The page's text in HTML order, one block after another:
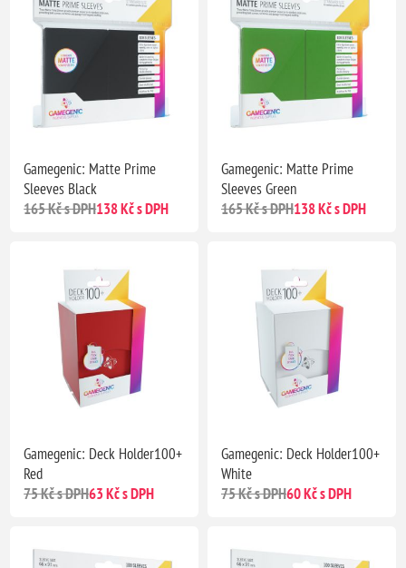
Gamegenic: Matte Prime
Sleeves Black
165 Kč s DPH138 Kč s DPH
Gamegenic: Matte Prime
Sleeves Green
165 Kč s DPH138 Kč s DPH
Gamegenic: Deck Holder100+
Red
75 Kč s DPH63 Kč s DPH
Gamegenic: Deck Holder100+
White
75 Kč s DPH60 Kč s DPH